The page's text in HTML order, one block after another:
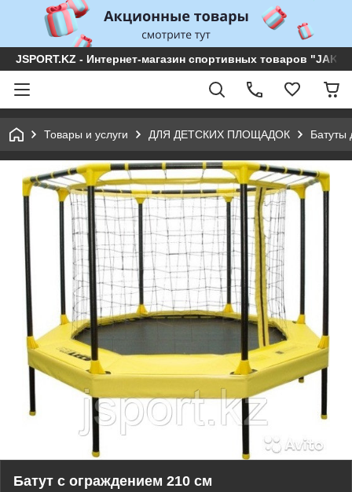
JSPORT.KZ - Интернет-магазин спортивных товаров
Товары и услуги ДЛЯ ДЕТСКИХ ПЛОЩАДОК Батуты
Батут с ограждением 210 см